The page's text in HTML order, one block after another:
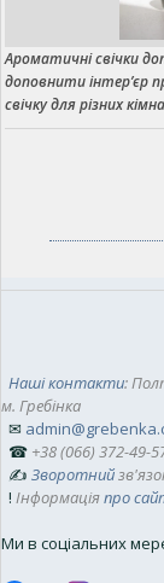
Ароматичні свічки
доповнити інтер’єр
свічку для різних
Наші контакти:
м. Гребінка
✉
☎ +38 (066) 372-49-
✍ Зворотний
! Інформаціяпро
Ми в соціальних